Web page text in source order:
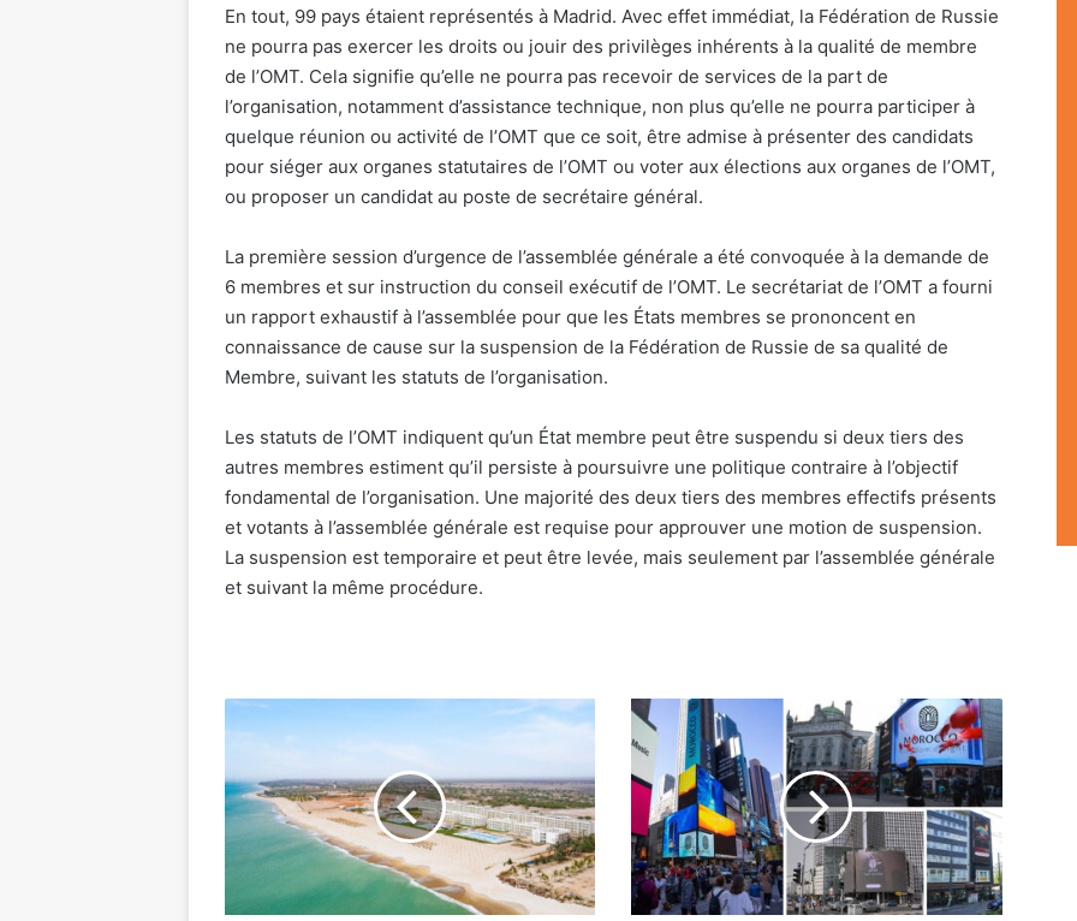
En tout, 99 pays étaient représentés à Madrid. Avec effet immédiat, la Fédération de Russie
ne pourra pas exercer les droits ou jouir des privilèges inhérents à la qualité de membre
de l’OMT. Cela signifie qu’elle ne pourra pas recevoir de services de la part de
l’organisation, notamment d’assistance technique, non plus qu’elle ne pourra participer à
quelque réunion ou activité de l’OMT que ce soit, être admise à présenter des candidats
pour siéger aux organes statutaires de l’OMT ou voter aux élections aux organes de l’OMT,
ou proposer un candidat au poste de secrétaire général.
La première session d’urgence de l’assemblée générale a été convoquée à la demande de
6 membres et sur instruction du conseil exécutif de l’OMT. Le secrétariat de l’OMT a fourni
un rapport exhaustif à l’assemblée pour que les États membres se prononcent en
connaissance de cause sur la suspension de la Fédération de Russie de sa qualité de
Membre, suivant les statuts de l’organisation.
Les statuts de l’OMT indiquent qu’un État membre peut être suspendu si deux tiers des
autres membres estiment qu’il persiste à poursuivre une politique contraire à l’objectif
fondamental de l’organisation. Une majorité des deux tiers des membres effectifs présents
et votants à l’assemblée générale est requise pour approuver une motion de suspension.
La suspension est temporaire et peut être levée, mais seulement par l’assemblée générale
et suivant la même procédure.
Inauguration
du
hôtel
Riu
en
Afrique
Occidentale
Avec
la
nouvelle
campagne
de
l’ONMT,
le
Maroc
scintille